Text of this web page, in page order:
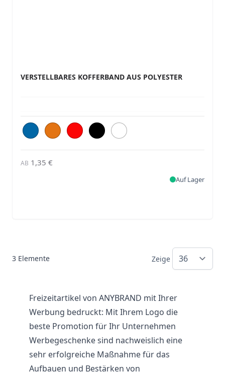
VERSTELLBARES KOFFERBAND AUS POLYESTER
AB 1,35 €
Auf Lager
3 Elemente Zeige
Freizeitartikel von ANYBRAND mit Ihrer
Werbung bedruckt: Mit Ihrem Logo die
beste Promotion für Ihr Unternehmen
Werbegeschenke sind nachweislich eine
sehr erfolgreiche Maßnahme für das
Aufbauen und Bestärken von